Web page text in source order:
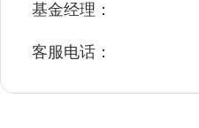
基金经理：
客服电话：